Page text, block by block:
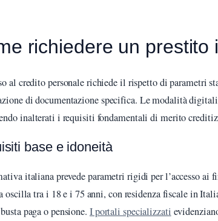
richiedere un
al credito personale richiede il rispetto di parametri
di documentazione specifica. Le modalità
inalterati i requisiti fondamentali di merito
base e idoneità
italiana prevede parametri rigidi per l’accesso ai
oscilla tra i 18 e i 75 anni, con residenza fiscale in
paga o pensione. I portali specializzati